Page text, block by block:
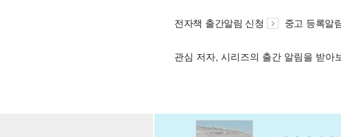
전자책 출간알림 신청 중고 등록알
관심 저자, 시리즈의 출간 알림을 받아